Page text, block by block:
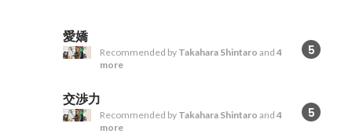
愛嬌
5
Recommended by Takahara Shintaro and 4
more
交渉力
5
Recommended by Takahara Shintaro and 4
more